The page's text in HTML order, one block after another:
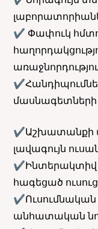
✔ Փափուկ
✔Աշխատանքի
լավագույն
✔Ինտերակտիվ
հագեցած
✔Ուսումնական
անհատական